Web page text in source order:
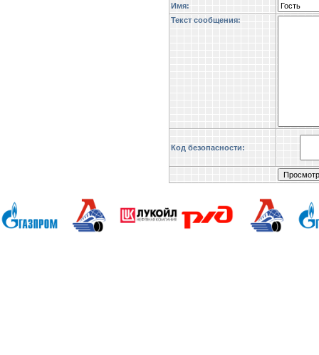
Имя:
Текст сообщения:
Код безопасности: